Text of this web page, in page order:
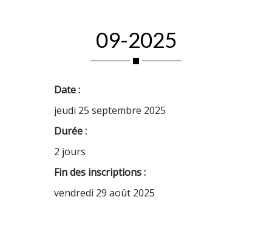
09-2025
Date :
jeudi 25 septembre 2025
Durée :
2 jours
Fin des inscriptions :
vendredi 29 août 2025